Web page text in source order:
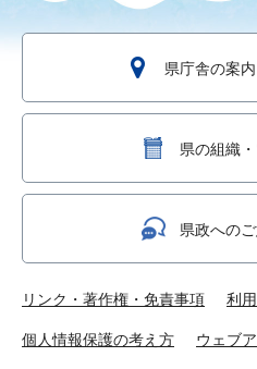
県庁舎の案
県の組織
県政への
リンク・著作権・免責事項 利
個人情報保護の考え方 ウェブ